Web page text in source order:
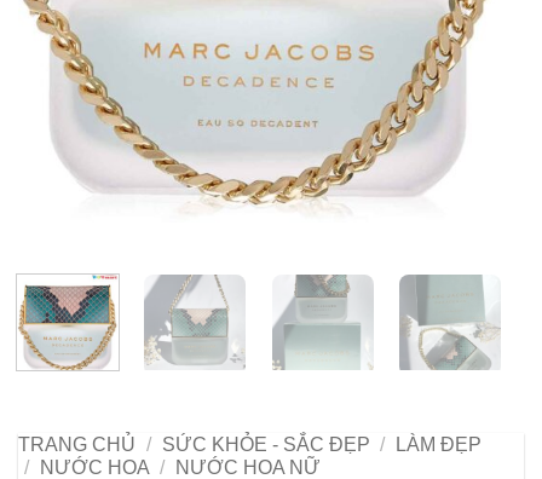
TRANG CHỦ / SỨC KHỎE - SẮC ĐẸP /
LÀM ĐẸP
/
NƯỚC HOA / NƯỚC HOA NỮ